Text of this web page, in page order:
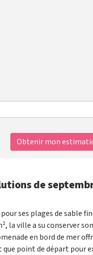
Obtenir mon
de
ses plages de sable
la ville a su conserver son
en bord de mer
point de départ pour